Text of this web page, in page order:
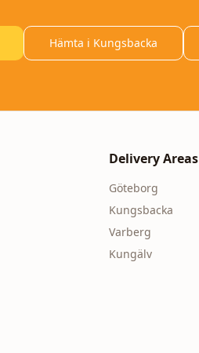
Hämta i Kungsbacka
Delivery Areas
Göteborg
Kungsbacka
Varberg
Kungälv